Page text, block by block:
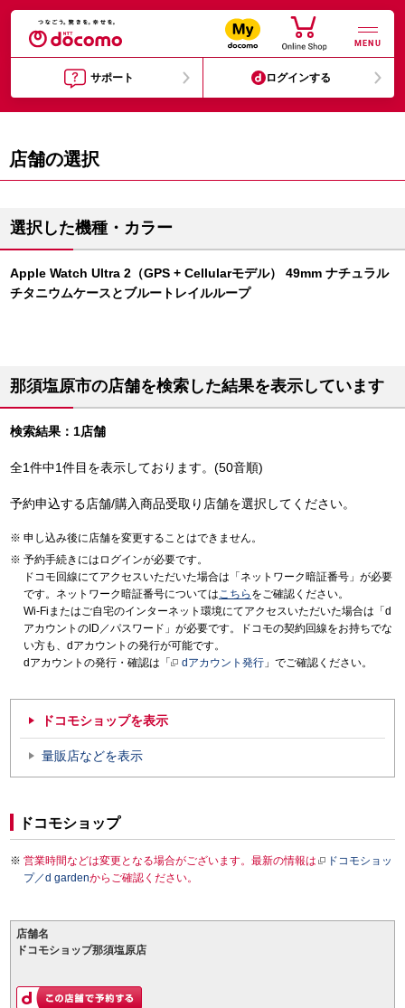
MENU
サポート ログインする
店舗の選択
選択した機種・カラー
Apple Watch Ultra 2（GPS + Cellularモデル） 49mm ナチュラル
チタニウムケースとブルートレイルループ
那須塩原市の店舗を検索した結果を表示しています
検索結果：1店舗
全1件中1件目を表示しております。(50音順)
予約申込する店舗/購入商品受取り店舗を選択してください。
申し込み後に店舗を変更することはできません。
予約手続きにはログインが必要です。
ドコモ回線にてアクセスいただいた場合は「ネットワーク暗証番号」が必要
です。ネットワーク暗証番号についてはこちら をご確認ください。
Wi-Fiまたはご自宅のインターネット環境にてアクセスいただいた場合は「d
アカウントのID／パスワード」が必要です。ドコモの契約回線をお持ちでな
い方も、dアカウントの発行が可能です。
dアカウントの発行・確認は「
dアカウント発行 」でご確認ください。
ドコモショップを表示
量販店などを表示
ドコモショップ
営業時間などは変更となる場合がございます。最新の情報は
ドコモショッ
プ／d gardenからご確認ください。
店舗名
ドコモショップ那須塩原店